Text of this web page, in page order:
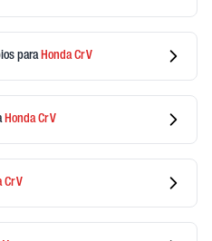
para HondaCr V
HondaCr V
Cr V